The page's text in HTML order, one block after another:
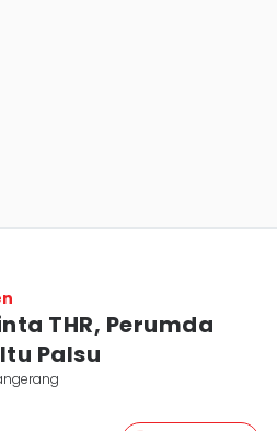
THR, Perumda
Palsu